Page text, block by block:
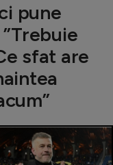
pune
sfat are